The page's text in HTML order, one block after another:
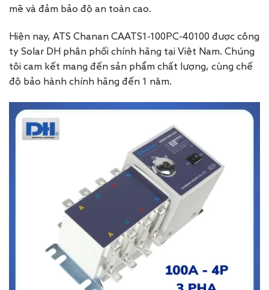
mẽ và đảm bảo độ an toàn cao.
Hiện nay, ATS Chanan CAATS1-100PC-40100 được công
ty Solar DH phân phối chính hãng tại Việt Nam. Chúng
tôi cam kết mang đến sản phẩm chất lượng, cùng chế
độ bảo hành chính hãng đến 1 năm.